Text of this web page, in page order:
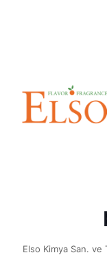
Elso Kimya San.